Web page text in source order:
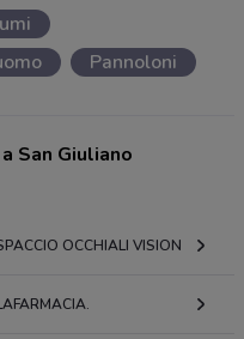
Pannoloni
San Giuliano
OCCHIALI VISION